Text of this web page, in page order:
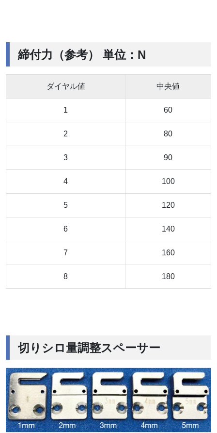
締付力（参考） 単位：N
ダイヤル値 中央値
1 60
2 80
3 90
4 100
5 120
6 140
7 160
8 180
切りシロ量調整スペーサー